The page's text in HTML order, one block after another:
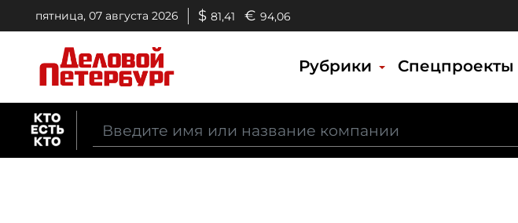
пятница, 07 августа 2026 $ 81,41 € 94,06
Рубрики Спецпроекты